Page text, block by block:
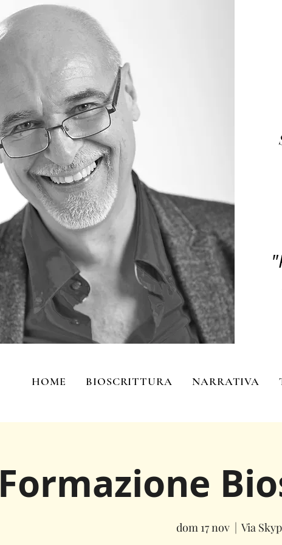
HOME BIOSCRITTURA NARRATIVA
Formazione
dom 17 nov
  |
Via